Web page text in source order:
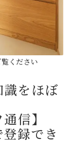
ください
をほぼ
信】
録でき